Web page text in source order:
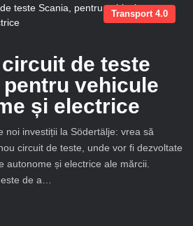
Transport 4.0
de teste
pentru vehicule
și electrice
noi investiții la Södertälje: vrea să
circuit de teste, unde vor fi dezvoltate
autonome și electrice ale mărcii.
este de a…